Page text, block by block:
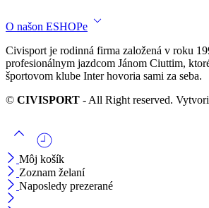
O našon ESHOPe
Civisport je rodinná firma založená v roku
profesionálnym jazdcom Jánom Ciuttim,
športovom klube Inter hovoria sami za seba.
© CIVISPORT - All Right reserved.
Môj košík
Zoznam želaní
Naposledy prezerané